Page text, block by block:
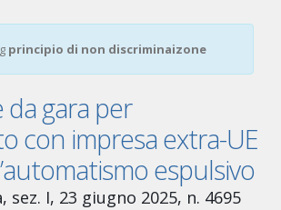
principio di non discriminaizone
da gara per
con impresa extra-UE
espulsivo
sez. I, 23 giugno 2025, n. 4695